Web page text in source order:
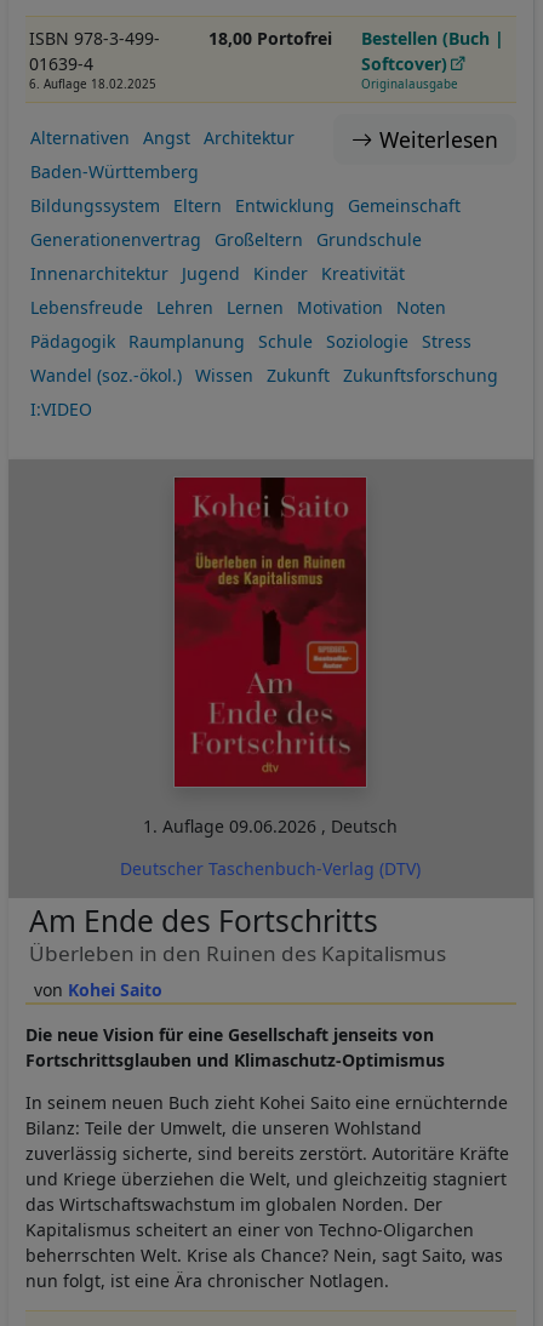
ISBN 978-3-499-
01639-4
6. Auflage 18.02.2025
18,00 Portofrei
Bestellen (Buch |
Softcover)
Originalausgabe
Weiterlesen
Alternativen Angst
Architektur
Baden-Württemberg
Bildungssystem
Eltern Entwicklung
Gemeinschaft
Generationenvertrag
Großeltern
Grundschule
Innenarchitektur
Jugend Kinder
Kreativität
Lebensfreude
Lehren Lernen Motivation
Noten
Pädagogik
Raumplanung Schule Soziologie
Stress
Wandel (soz.-ökol.)
Wissen Zukunft
Zukunftsforschung
I:VIDEO
1. Auflage09.06.2026 , Deutsch
Deutscher Taschenbuch-Verlag (DTV)
Kohei Saito
Am Ende des Fortschritts
Überleben in den Ruinen des Kapitalismus
Die neue Vision für eine Gesellschaft jenseits von
Fortschrittsglauben und Klimaschutz-Optimismus
In seinem neuen Buch zieht Kohei Saito eine ernüchternde
Bilanz: Teile der Umwelt, die unseren Wohlstand
zuverlässig sicherte, sind bereits zerstört. Autoritäre Kräfte
und Kriege überziehen die Welt, und gleichzeitig stagniert
das Wirtschaftswachstum im globalen Norden. Der
Kapitalismus scheitert an einer von Techno-Oligarchen
beherrschten Welt. Krise als Chance? Nein, sagt Saito, was
nun folgt, ist eine Ära chronischer Notlagen.